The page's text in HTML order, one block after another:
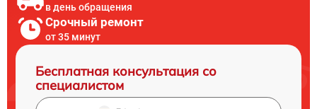
в день обращения
Срочный ремонт
от 35 минут
Бесплатная консультация со
специалистом